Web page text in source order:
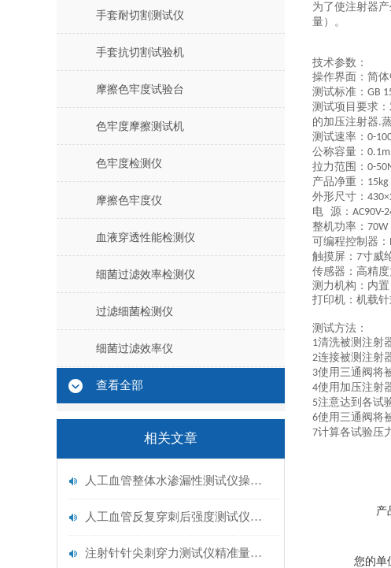
手套耐切割测试仪
手套抗切割试验机
摩擦色牢度试验台
色牢度摩擦测试机
色牢度检测仪
摩擦色牢度仪
血液穿透性能检测仪
细菌过滤效率检测仪
过滤细菌检测仪
细菌过滤效率仪
查看全部
相关文章
人工血管整体水渗漏性测试仪操作中最容易出错的步骤
人工血管反复穿刺后强度测试仪是什么？透析患者的“生命管“质量靠它把关！
注射针针尖刺穿力测试仪精准量化针尖锋利度，构筑临床安全防线
为了使注射器
量） 。
技术参数：
操作界面：简体
测试标准： GB
测试项目要求 ：
的加压注射器.
测试速率： 0-
公称容量：
拉力范围： 0-
产品净重： 15kg
外形尺寸：
电 源： AC90V-
整机功率： 70W
可编程控制器：
触摸屏： 7寸威
传感器：高精
测力机构：内置
打印机：机载
测试方法：
1清洗被测注射
2连接被测注射
3使用三通阀将
4使用加压注射
5注意达到各试
6使用三通阀将
7计算各试验压
产
您的单